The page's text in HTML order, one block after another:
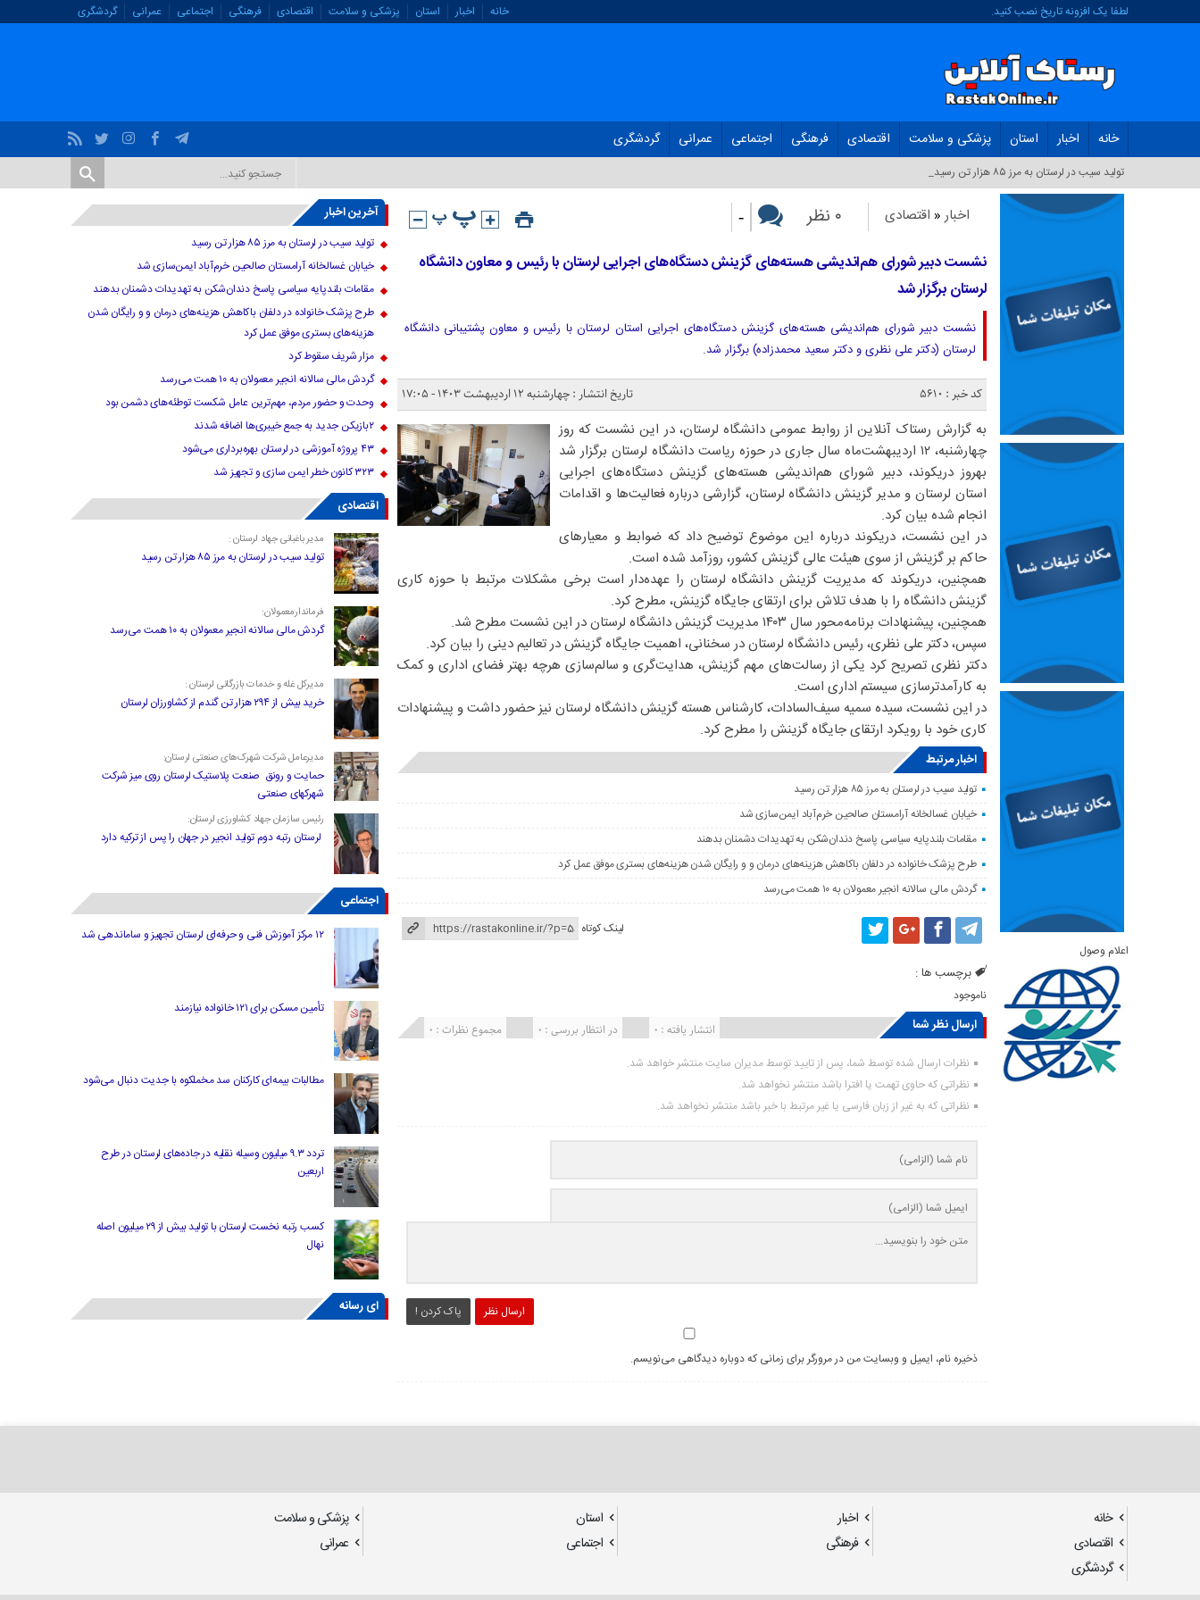
لطفا یک افزونه تاریخ نصب کنید. خانه اخبار استان پزشکی و سلامت اقتصادی فرهنگی اجتماعی عمرانی گردشگری
خانه اخبار استان پزشکی و سلامت اقتصادی فرهنگی اجتماعی عمرانی گردشگری
خ_
اخبار « اقتصادی ۰ نظر -
نشست دبیر شورای هم‌اندیشی هسته‌های گزینش دستگاه‌های اجرایی لرستان با رئیس و معاون دانشگاه
لرستان برگزار شد
نشست دبیر شورای هم‌اندیشی هسته‌های گزینش دستگاه‌های اجرایی استان لرستان با رئیس و معاون پشتیبانی دانشگاه
لرستان (دکتر علی نظری و دکتر سعید محمدزاده) برگزار شد.
کد خبر : 5610 تاریخ انتشار : چهارشنبه ۱۲ اردیبهشت ۱۴۰۳ - ۱۷:۰۵
به گزارش رستاک آنلاین از روابط عمومی دانشگاه لرستان، در این نشست که روز
چهارشنبه، ۱۲ اردیبهشت‌ماه سال جاری در حوزه ریاست دانشگاه لرستان برگزار شد
بهروز دریکوند، دبیر شورای هم‌اندیشی هسته‌های گزینش دستگاه‌های اجرایی
استان لرستان و مدیر گزینش دانشگاه لرستان، گزارشی درباره فعالیت‌ها و اقدامات
انجام شده بیان کرد.
در این نشست، دریکوند درباره این موضوع توضیح داد که ضوابط و معیارهای
حاکم بر گزینش از سوی هیئت عالی گزینش کشور، روزآمد شده است.
همچنین، دریکوند که مدیریت گزینش دانشگاه لرستان را عهده‌دار است برخی مشکلات مرتبط با حوزه کاری
گزینش دانشگاه را با هدف تلاش برای ارتقای جایگاه گزینش، مطرح کرد.
همچنین، پیشنهادات برنامه‌محور سال ۱۴۰۳ مدیریت گزینش دانشگاه لرستان در این نشست مطرح شد.
سپس، دکتر علی نظری، رئیس دانشگاه لرستان در سخنانی، اهمیت جایگاه گزینش در تعالیم دینی را بیان کرد.
دکتر نظری تصریح کرد یکی از رسالت‌های مهم گزینش، هدایت‌گری و سالم‌سازی هرچه بهتر فضای اداری و کمک
به کارآمدترسازی سیستم اداری است.
در این نشست، سیده سمیه سیف‌السادات، کارشناس هسته گزینش دانشگاه لرستان نیز حضور داشت و پیشنهادات
کاری خود با رویکرد ارتقای جایگاه گزینش را مطرح کرد.
اخبار مرتبط
تولید سیب در لرستان به مرز ۸۵ هزار تن رسید
خیابان غسالخانه آرامستان صالحین خرم‌آباد ایمن‌سازی شد
مقامات بلندپایه سیاسی پاسخ دندان‌شکن به تهدیدات دشمنان بدهند
طرح پزشک خانواده در دلفان باکاهش هزینه‌های درمان و و رایگان شدن هزینه‌های بستری موفق عمل کرد
گردش مالی سالانه انجیر معمولان به ۱۰ همت می‌رسد
لینک کوتاه
برچسب ها :
ناموجود
ارسال نظر شما مجموع نظرات : 0 در انتظار بررسی : 0 انتشار یافته : ۰
نظرات ارسال شده توسط شما، پس از تایید توسط مدیران سایت منتشر خواهد شد.
نظراتی که حاوی تهمت یا افترا باشد منتشر نخواهد شد.
نظراتی که به غیر از زبان فارسی یا غیر مرتبط با خبر باشد منتشر نخواهد شد.
ارسال نظر پاک کردن !
ذخیره نام، ایمیل و وبسایت من در مرورگر برای زمانی که دوباره دیدگاهی می‌نویسم.
اعلام وصول
آخرین اخبار
تولید سیب در لرستان به مرز ۸۵ هزار تن رسید
خیابان غسالخانه آرامستان صالحین خرم‌آباد ایمن‌سازی شد
مقامات بلندپایه سیاسی پاسخ دندان‌شکن به تهدیدات دشمنان بدهند
طرح پزشک خانواده در دلفان باکاهش هزینه‌های درمان و و رایگان شدن
هزینه‌های بستری موفق عمل کرد
مزار شریف سقوط کرد
گردش مالی سالانه انجیر معمولان به ۱۰ همت می‌رسد
وحدت و حضور مردم، مهم‌ترین عامل شکست توطئه‌های دشمن بود
۲بازیکن جدید به جمع خیبری‌ها اضافه شدند
۴۳ پروژه آموزشی در لرستان بهره‌برداری می‌شود
۳۲۳ کانون خطر ایمن سازی و تجهیز شد
اقتصادی
مدیر باغبانی جهاد لرستان :
تولید سیب در لرستان به مرز ۸۵ هزار تن رسید
فرماندارمعمولان:
گردش مالی سالانه انجیر معمولان به ۱۰ همت می‌رسد
مدیرکل غله و خدمات بازرگانی لرستان :
خرید بیش از ۲۹۴ هزار تن گندم از کشاورزان لرستان
مدیرعامل شرکت شهرک‌های صنعتی لرستان:
حمایت و رونق صنعت پلاستیک لرستان روی میز شرکت
شهرکهای صنعتی
رئیس سازمان جهاد کشاورزی لرستان:
لرستان رتبه دوم تولید انجیر در جهان را پس از ترکیه دارد
اجتماعی
۱۲ مرکز آموزش فنی و حرفه‌ای لرستان تجهیز و ساماندهی شد
تأمین مسکن برای ۱۲۱ خانواده نیازمند
مطالبات بیمه‌ای کارکنان سد مخملکوه با جدیت دنبال می‌شود
تردد ۹.۳ میلیون وسیله نقلیه در جاده‌های لرستان در طرح
اربعین
کسب رتبه نخست لرستان با تولید بیش از ۲۹ میلیون اصله
نهال
ای رسانه
خانه اخبار استان
پزشکی و سلامت
اقتصادی
فرهنگی اجتماعی
عمرانی
گردشگری